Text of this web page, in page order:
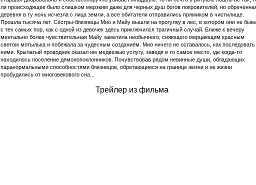
ли происходящее было слишком мерзким даже для черных душ богов покровителей, но
деревня в ту ночь исчезла с лица земли, а все обитатели отправились прямиком в чистилище.
Прошла тысяча лет. Сёстры-близнецы Мио и Майу вышли на прогулку в лес, в котором они не
с тех самых пор, как с одной из девочек здесь приключился трагичный случай. Ближе к вечеру
ментально более чувствительная Майу заметила необычного, сияющего мерцающим красным
светом мотылька и побежала за чудесным созданием. Мио ничего не оставалось, как последовать
ними. Крылатый проводник оказал им медвежью услугу, заведя в то самое место, где когда-то
находилось поселение демонопоклонников. Почувствовав рядом невинные души, обладающих
паранормальными способностями близнецов, обретающиеся на границе жизни и не жизни
пробудились от многовекового сна...
Трейлер из фильма